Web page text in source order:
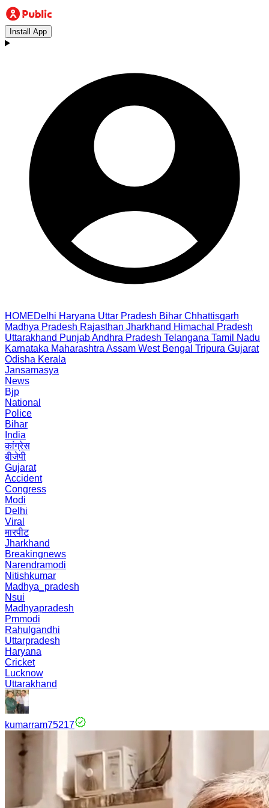
Install App
HOMEDelhi Haryana Uttar Pradesh Bihar Chhattisgarh
Madhya Pradesh Rajasthan Jharkhand Himachal Pradesh
Uttarakhand PunjabAndhra Pradesh Telangana Tamil Nadu
Karnataka Maharashtra Assam West Bengal Tripura Gujarat
Odisha Kerala
Jansamasya
News
Bjp
National
Police
Bihar
India
कांग्रेस
बीजेपी
Gujarat
Accident
Congress
Modi
Delhi
Viral
मारपीट
Jharkhand
Breakingnews
Narendramodi
Nitishkumar
Madhya_pradesh
Nsui
Madhyapradesh
Pmmodi
Rahulgandhi
Uttarpradesh
Haryana
Cricket
Lucknow
Uttarakhand
kumarram75217